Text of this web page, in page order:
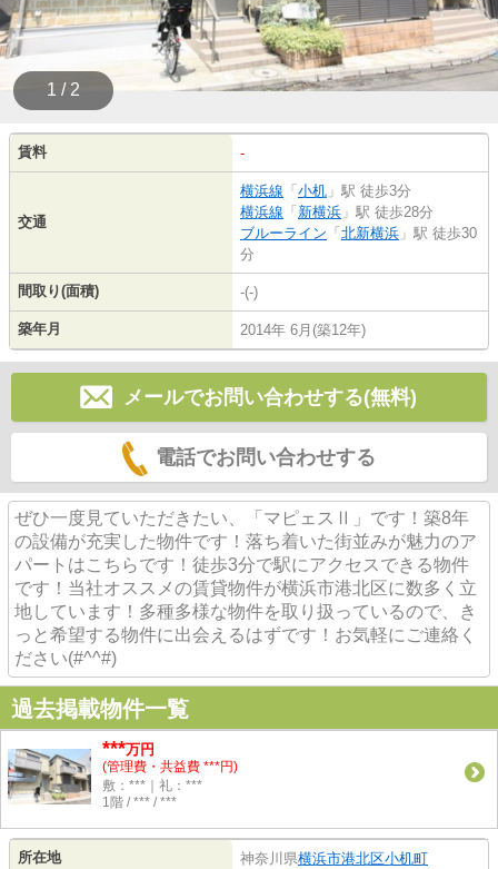
1 / 2
賃料 -
交通
横浜線 「 小机 」駅 徒歩3分
横浜線 「 新横浜 」駅 徒歩28分
ブルーライン 「 北新横浜 」駅 徒歩30
分
間取り(面積) -(-)
築年月 2014年 6月(築12年)
メールでお問い合わせする(無料)
電話でお問い合わせする
ぜひ一度見ていただきたい、「マピェスⅡ」です！築8年
の設備が充実した物件です！落ち着いた街並みが魅力のア
パートはこちらです！徒歩3分で駅にアクセスできる物件
です！当社オススメの賃貸物件が横浜市港北区に数多く立
地しています！多種多様な物件を取り扱っているので、き
っと希望する物件に出会えるはずです！お気軽にご連絡く
ださい(#^^#)
過去掲載物件一覧
***万円
(管理費・共益費 ***円)
敷：***｜礼：***
1階 / *** / ***
所在地 神奈川県横浜市港北区小机町